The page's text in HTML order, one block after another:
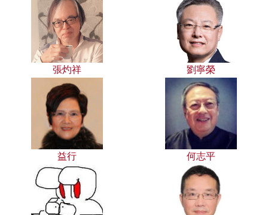
張灼祥 劉寧榮
益行 何志平